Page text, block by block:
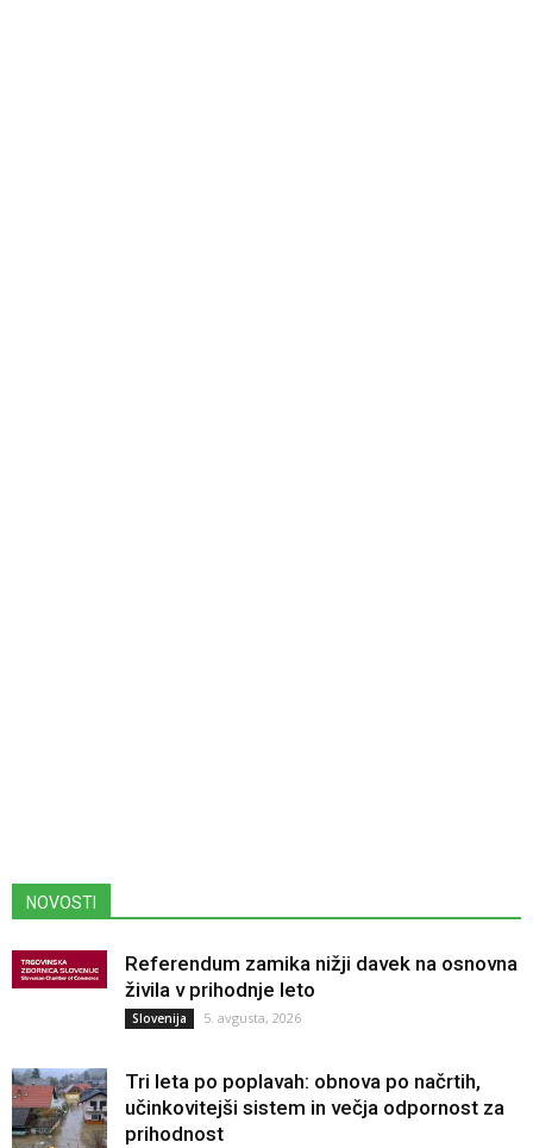
NOVOSTI
Referendum zamika nižji davek na osnovna
živila v prihodnje leto
Slovenija 5. avgusta, 2026
Tri leta po poplavah: obnova po načrtih,
učinkovitejši sistem in večja odpornost za
prihodnost